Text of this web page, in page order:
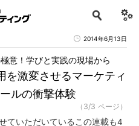
2014年6月13日
激変させるマーケティ
ルの衝撃体験
意！学びと実践の現場から
（3/3 ページ）
ていただいているこの連載も4